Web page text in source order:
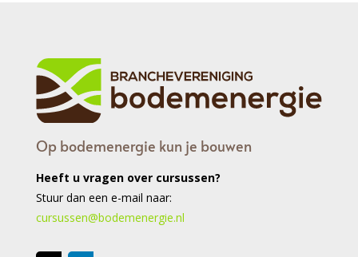
Op bodemenergie kun je bouwen
Heeft u vragen over cursussen?
Stuur dan een e-mail naar:
cursussen@bodemenergie.nl